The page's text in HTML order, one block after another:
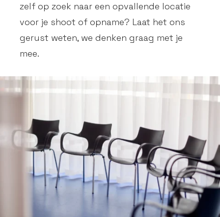
zelf op zoek naar een opvallende locatie
voor je shoot of opname? Laat het ons
gerust weten, we denken graag met je
mee.